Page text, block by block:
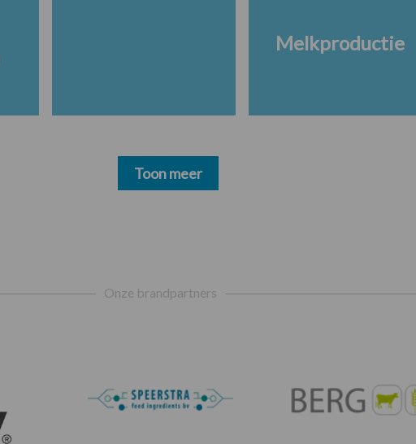
Melkproductie
Toon meer
Onze brandpartners